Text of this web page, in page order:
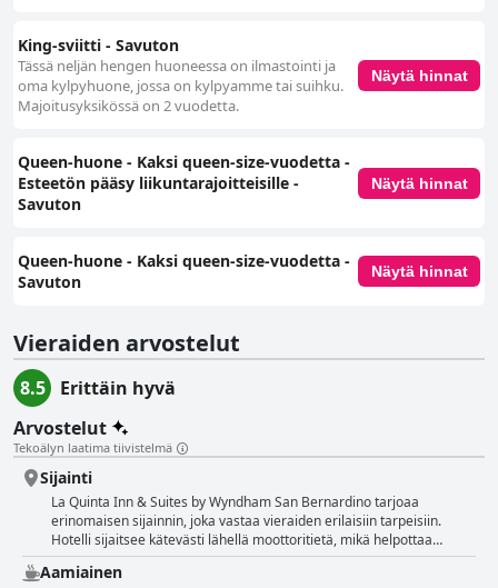
King-sviitti - Savuton
Tässä neljän hengen huoneessa on ilmastointi ja
oma kylpyhuone, jossa on kylpyamme tai suihku.
Majoitusyksikössä on 2 vuodetta.
Näytä hinnat
Queen-huone - Kaksi queen-size-vuodetta -
Esteetön pääsy liikuntarajoitteisille -
Savuton
Näytä hinnat
Queen-huone - Kaksi queen-size-vuodetta -
Savuton
Näytä hinnat
Vieraiden arvostelut
8.5
Erittäin hyvä
Arvostelut
Tekoälyn laatima tiivistelmä
Sijainti
La Quinta Inn & Suites by Wyndham San Bernardino tarjoaa
erinomaisen sijainnin, joka vastaa vieraiden erilaisiin tarpeisiin.
Hotelli sijaitsee kätevästi lähellä moottoritietä, mikä helpottaa
matkustajien kulkemista. Sitä ympäröi runsaasti
ruokailuvaihtoehtoja, kuten ravintoloita, pikaruokapaikkoja ja
Aamiainen